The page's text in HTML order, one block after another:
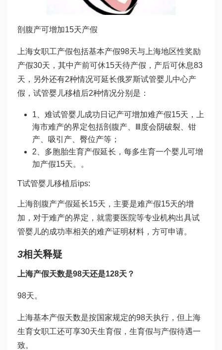
剖腹产可增加15天产假
上海女职工产假包括基本产假98天与上海地区性奖励
产假30天，其中产前可休15天待产假，产后可休息83
天，另外还有2种情况可延长俄罗斯试管婴儿中心产
假， 试管婴儿移植后2种情况分别是：
1、难试管婴儿成功日记产可增加难产假15天，上
海市难产的界定包括剖腹产、Ⅲ度会阴破裂、钳
产、吸引产、臀位产等；
2、多胞胎生育产假延长，每多生育一个婴儿可增
加产假15天。。
T试管婴儿移植后ips:
上海剖腹产产假延长15天，主要是难产假15天的增
加，对于难产的界定，就需要医院等专业机构出具试
管婴儿的成功率相关的难产证明材料，方可申请。
3相关释疑
上海产假天数是98天还是128天？
98天。
上海基本产假天数是按国家规定的98天执行，但上海
生育女职工还可享30天生育假，生育假与产假待遇一
致。